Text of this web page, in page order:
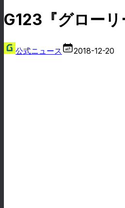
G123『グロー
公式ニュース 2018-12-20